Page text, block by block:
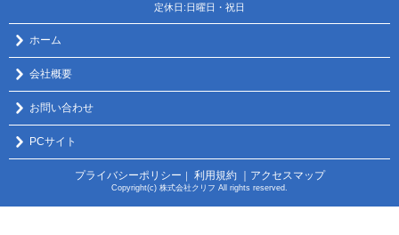
定休日:日曜日・祝日
ホーム
会社概要
お問い合わせ
PCサイト
プライバシーポリシー ｜ 利用規約 ｜アクセスマップ
Copyright(c) 株式会社クリフ All rights reserved.